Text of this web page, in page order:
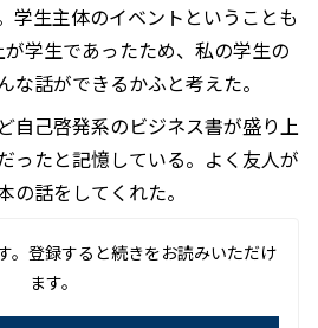
学生主体のイベントということも
学生であったため、私の学生の
な話ができるかふと考えた。
自己啓発系のビジネス書が盛り上
ったと記憶している。よく友人が
の話をしてくれた。
。登録すると続きをお読みいただけ
ます。